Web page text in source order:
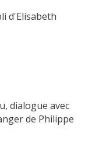
d'Elisabeth
dialogue avec
de Philippe